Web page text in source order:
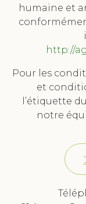
humaine et
http://
Pour les
et
l’étiquette
notre